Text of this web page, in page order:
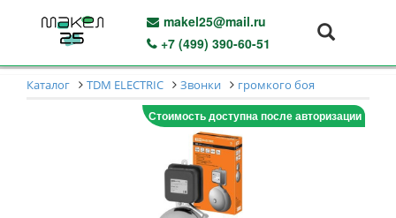
makel25@mail.ru
+7 (499) 390-60-51
Каталог TDM ELECTRIC Звонки
громкого боя
Стоимость доступна после авторизации